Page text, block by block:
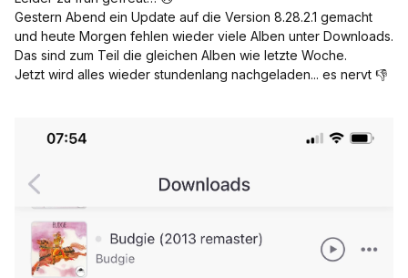
Gestern Abend ein Update auf die Version 8.28.2.1 gemacht
und heute Morgen fehlen wieder viele Alben unter Downloads.
Das sind zum Teil die gleichen Alben wie letzte Woche.
Jetzt wird alles wieder stundenlang nachgeladen... es nervt 👎